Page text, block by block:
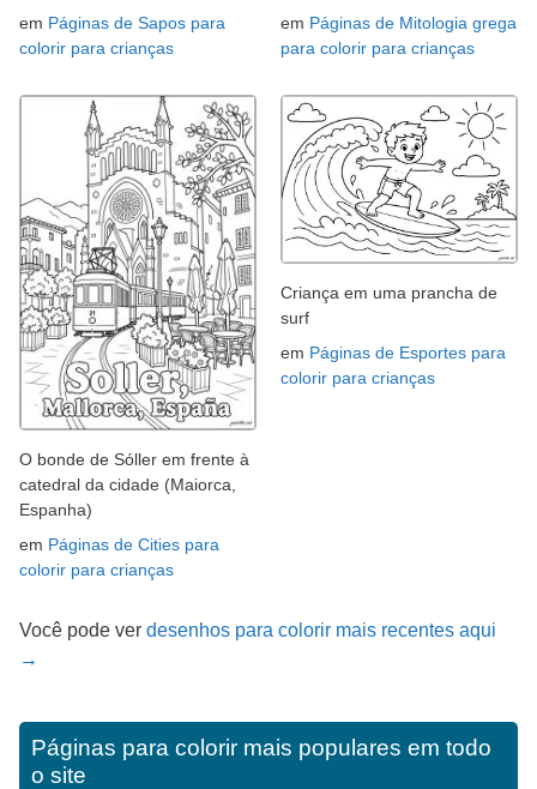
em Páginas de Sapos para
colorir para crianças
em Páginas de Mitologia grega
para colorir para crianças
O bonde de Sóller em frente à
catedral da cidade (Maiorca,
Espanha)
em Páginas de Cities para
colorir para crianças
Criança em uma prancha de
surf
em Páginas de Esportes para
colorir para crianças
Você pode ver desenhos para colorir mais recentes aqui
→
Páginas para colorir mais populares em todo
o site